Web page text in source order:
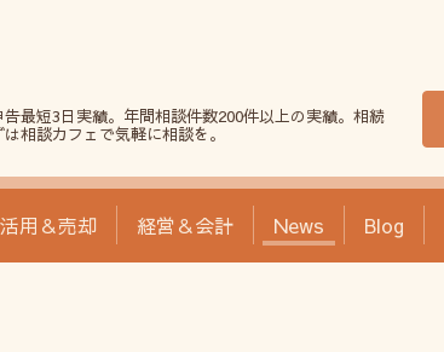
最短3日実績。年間相談件数200件以上の実績。相続
相談カフェで気軽に相談を。
用＆売却 経営＆会計 News Blog